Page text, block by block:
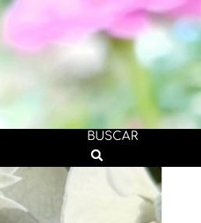
BUSCAR
Search